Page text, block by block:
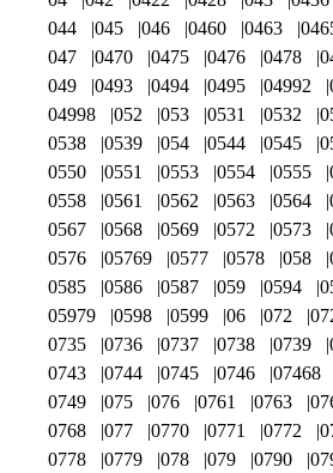
044
045 046 0460 0463
047
0470 0475 0476 0478
049
0493 0494 0495 04992
04998
052 053 0531 0532
0538
0539 054 0544 0545
0550
0551 0553 0554 0555
0558
0561 0562 0563 0564
0567
0568 0569 0572 0573
0576
05769 0577 0578 058
0585
0586 0587 059 0594
05979
0598 0599 06 072
0735
0736 0737 0738 0739
0743
0744 0745 0746 07468
0749
075 076 0761 0763
0768
077 0770 0771 0772
0778
0779 078 079 0790